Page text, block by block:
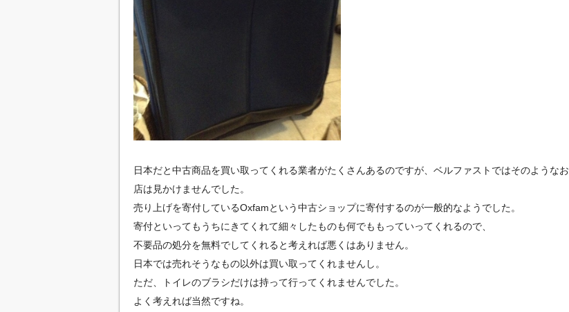
日本だと中古商品を買い取ってくれる業者がたくさんあるのですが、ベルファストではそのようなお
店は見かけませんでした。
売り上げを寄付しているOxfamという中古ショップに寄付するのが一般的なようでした。
寄付といってもうちにきてくれて細々したものも何でももっていってくれるので、
不要品の処分を無料でしてくれると考えれば悪くはありません。
日本では売れそうなもの以外は買い取ってくれませんし。
ただ、トイレのブラシだけは持って行ってくれませんでした。
よく考えれば当然ですね。